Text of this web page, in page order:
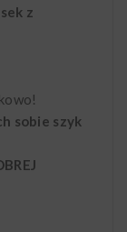
z
sobie szyk